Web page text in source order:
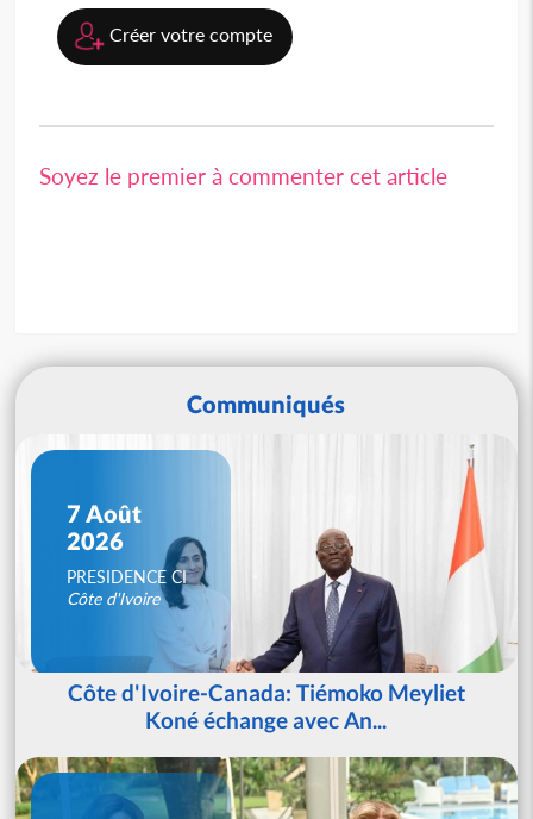
Créer votre compte
Soyez le premier à commenter cet article
Communiqués
7 Août
2026
PRESIDENCE CI
Côte d'Ivoire
Côte d'Ivoire-Canada: Tiémoko Meyliet
Koné échange avec An...